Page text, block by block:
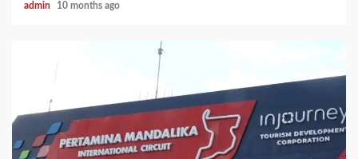
admin 10 months ago